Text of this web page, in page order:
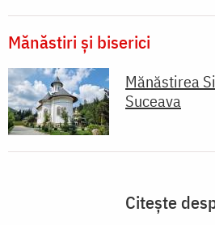
Mănăstiri și biserici
Mănăstirea
Suceava
Citește